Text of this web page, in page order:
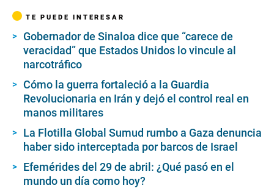
TE PUEDE INTERESAR
Gobernador de Sinaloa dice que “carece de
veracidad” que Estados Unidos lo vincule al
narcotráfico
Cómo la guerra fortaleció a la Guardia
Revolucionaria en Irán y dejó el control real en
manos militares
La Flotilla Global Sumud rumbo a Gaza denuncia
haber sido interceptada por barcos de Israel
Efemérides del 29 de abril: ¿Qué pasó en el
mundo un día como hoy?